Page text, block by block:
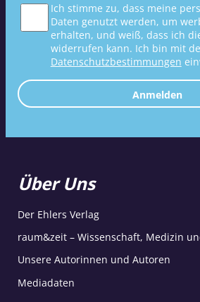
Ich stimme zu, dass meine
Daten genutzt werden, um
erhalten, und weiß, dass ich
widerrufen kann. Ich bin mit
Datenschutzbestimmungen
Anmelden
Über Uns
Der Ehlers Verlag
raum&zeit – Wissenschaft, Medizin
Unsere Autorinnen und Autoren
Mediadaten